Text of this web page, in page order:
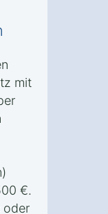
mit
€.
oder